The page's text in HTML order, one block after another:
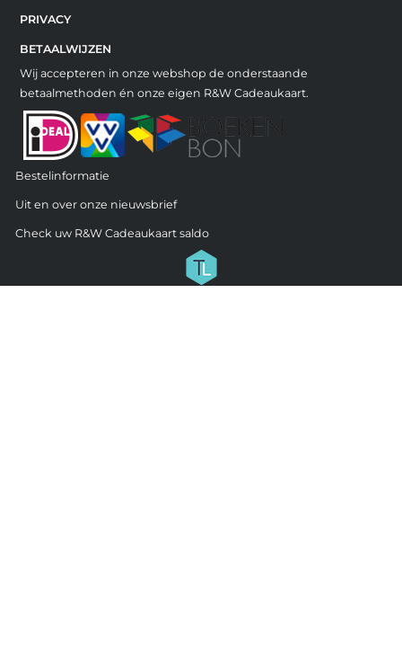
PRIVACY
BETAALWIJZEN
Wij accepteren in onze webshop de onderstaande
betaalmethoden én onze eigen R&W Cadeaukaart.
Bestelinformatie
Uit en over onze nieuwsbrief
Check uw R&W Cadeaukaart saldo